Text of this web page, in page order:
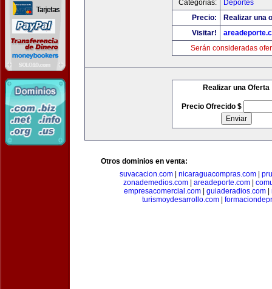
Categorias:
Deportes
Precio:
Realizar una
Visitar!
Serán consideradas
Realizar una Oferta
Precio Ofrecido $
Otros dominios en venta:
suvacacion.com| nicaraguacompras.com|
zonademedios.com| areadeporte.com|
empresacomercial.com| guiaderadios.com|
turismoydesarrollo.com